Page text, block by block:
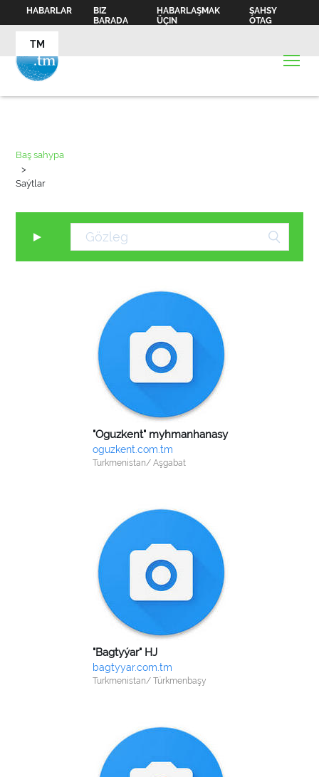
HABARLAR
BIZ
BARADA
HABARLAŞMAK
ÜÇIN
ŞAHSY
OTAG
TM
Baş sahypa
>
Saýtlar
▼
"Oguzkent" myhmanhanasy
oguzkent.com.tm
Turkmenistan/ Aşgabat
"Bagtyýar" HJ
bagtyyar.com.tm
Turkmenistan/ Türkmenbaşy